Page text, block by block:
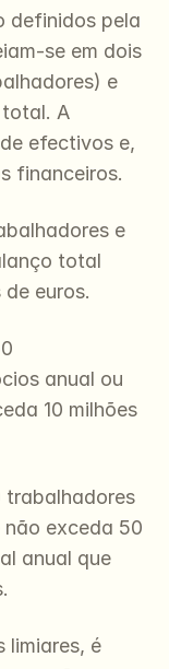
definidos pela
se em dois
e
A
efectivos e,
financeiros.
e
total
euros.
anual ou
10 milhões
trabalhadores
não exceda 50
anual que
limiares, é